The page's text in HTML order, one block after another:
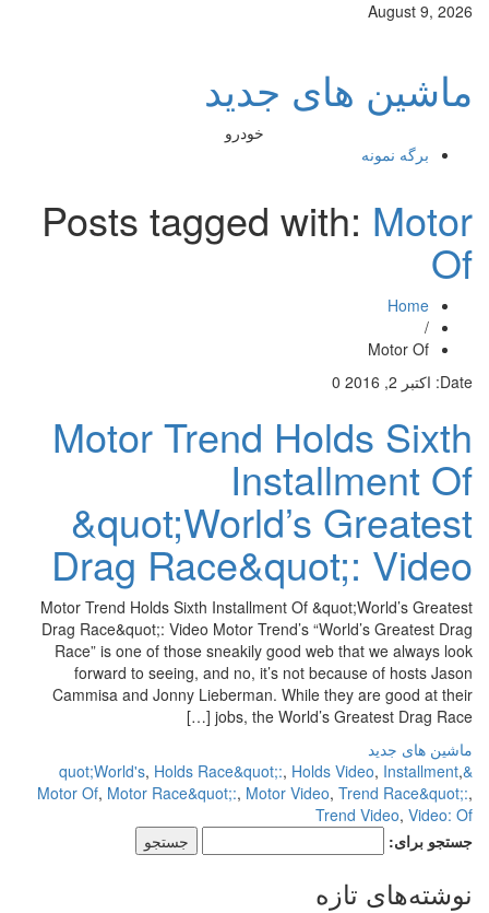
August 9, 2026
ماشین های جدید
خودرو
برگه نمونه
Posts tagged with:Motor
Of
Home
/
Motor Of
Date: اکتبر 2, 2016 0
Motor Trend Holds Sixth
Installment Of
&quot;World’s Greatest
Drag Race&quot;: Video
Motor Trend Holds Sixth Installment Of &quot;World’s Greatest
Drag Race&quot;: Video Motor Trend’s “World’s Greatest Drag
Race” is one of those sneakily good web that we always look
forward to seeing, and no, it’s not because of hosts Jason
Cammisa and Jonny Lieberman. While they are good at their
jobs, the World’s Greatest Drag Race […]
ماشین های جدید
,Holds Race&quot;:,Holds Video,Installment
Motor Of,Motor Race&quot;:,Motor Video,Trend Race&quot;:
Trend Video,Video: Of
جستجو برای:
نوشته‌های تازه